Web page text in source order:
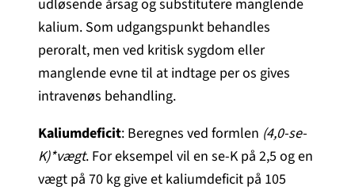
udløsende årsag og substitutere manglende
kalium. Som udgangspunkt behandles
peroralt, men ved kritisk sygdom eller
manglende evne til at indtage per os gives
intravenøs behandling.
Kaliumdeficit: Beregnes ved formlen (4,0-se-
K)*vægt. For eksempel vil en se-K på 2,5 og en
vægt på 70 kg give et kaliumdeficit på 105